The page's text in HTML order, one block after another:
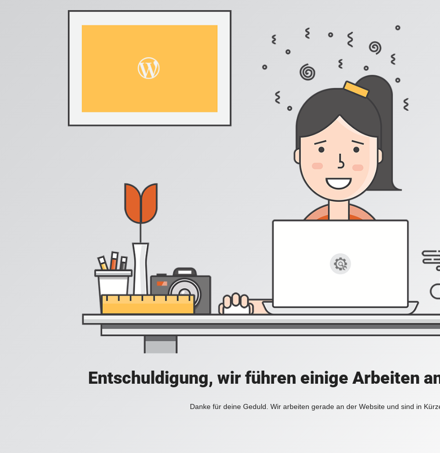
Entschuldigung, wir führen einige Arbeiten
Danke für deine Geduld. Wir arbeiten gerade an der Website und sind in